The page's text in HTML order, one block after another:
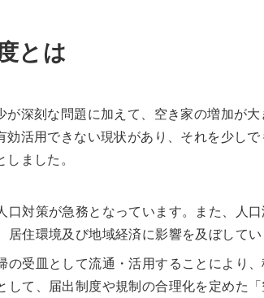
とは
が深刻な問題に加えて、空き家の増加が
効活用できない現状があり、それを少し
ました。
口対策が急務となっています。また、人
住環境及び地域経済に影響を及ぼしてい
の受皿として流通・活用することにより
して、届出制度や規制の合理化を定めた